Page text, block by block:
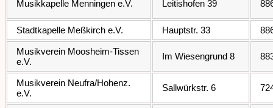
Musikkapelle Menningen e.V. Leitishofen 39
Stadtkapelle Meßkirch e.V. Hauptstr. 33
Musikverein Moosheim-Tissen
e.V.
Im Wiesengrund 8
Musikverein Neufra/Hohenz.
e.V.
Sallwürkstr. 6